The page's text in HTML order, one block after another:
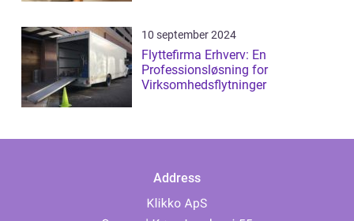
10 september 2024
Flyttefirma Erhverv: En
Professionsløsning for
Virksomhedsflytninger
Address